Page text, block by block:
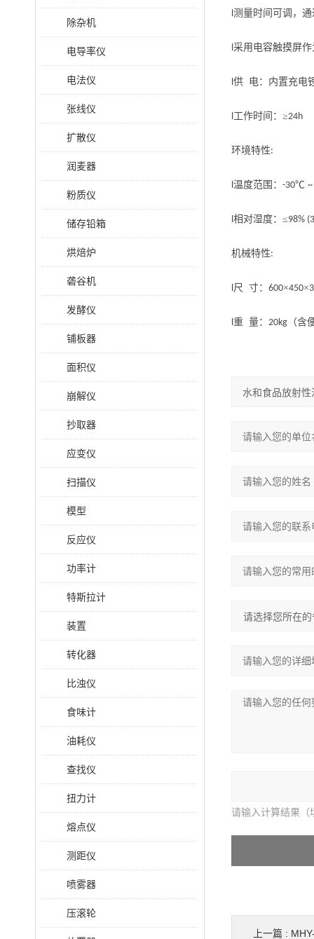
除杂机
电导率仪
电法仪
张线仪
扩散仪
润麦器
粉质仪
储存铅箱
烘焙炉
砻谷机
发酵仪
铺板器
面积仪
崩解仪
抄取器
应变仪
扫描仪
模型
反应仪
功率计
特斯拉计
装置
转化器
比浊仪
食味计
油耗仪
查找仪
扭力计
熔点仪
测距仪
喷雾器
压滚轮
l测量时间可调，
l采用电容触摸屏
l供 电：内置充电
l工作时间：≥24h
环境特性:
l温度范围： -30℃
l相对湿度：≤98%
机械特性:
l尺 寸： 600×450×
l重 量： 20kg （含
请输入计算结果（
上一篇 :